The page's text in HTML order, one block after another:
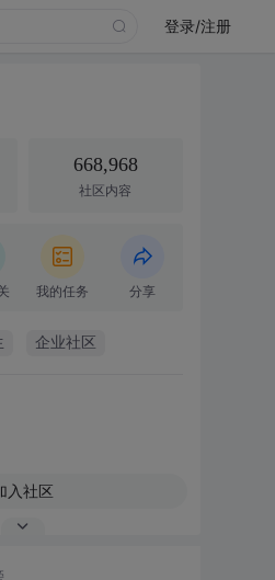
登录/注册
668,968
社区内容
我的任务 分享
企业社区
入社区